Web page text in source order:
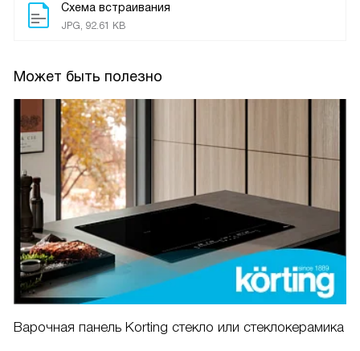
Схема встраивания
JPG, 92.61 KB
Может быть полезно
Варочная панель Korting стекло или стеклокерамика